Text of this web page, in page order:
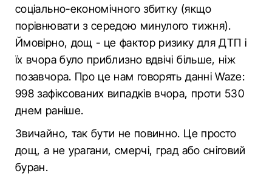
соціально-економічного збитку (якщо
порівнювати з середою минулого тижня).
Ймовірно, дощ - це фактор ризику для ДТП і
їх вчора було приблизно вдвічі більше, ніж
позавчора. Про це нам говорять данні Waze:
998 зафіксованих випадків вчора, проти 530
днем раніше.
Звичайно, так бути не повинно. Це просто
дощ, а не урагани, смерчі, град або сніговий
буран.